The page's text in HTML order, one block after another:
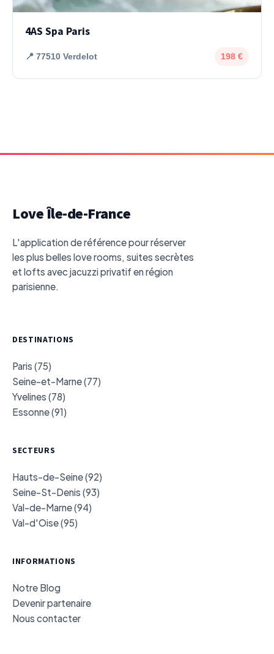
4AS Spa Paris
📍 77510 Verdelot 198 €
Love Île-de-France
L'application de référence pour réserver
les plus belles love rooms, suites secrètes
et lofts avec jacuzzi privatif en région
parisienne.
DESTINATIONS
Paris (75)
Seine-et-Marne (77)
Yvelines (78)
Essonne (91)
SECTEURS
Hauts-de-Seine (92)
Seine-St-Denis (93)
Val-de-Marne (94)
Val-d'Oise (95)
INFORMATIONS
Notre Blog
Devenir partenaire
Nous contacter